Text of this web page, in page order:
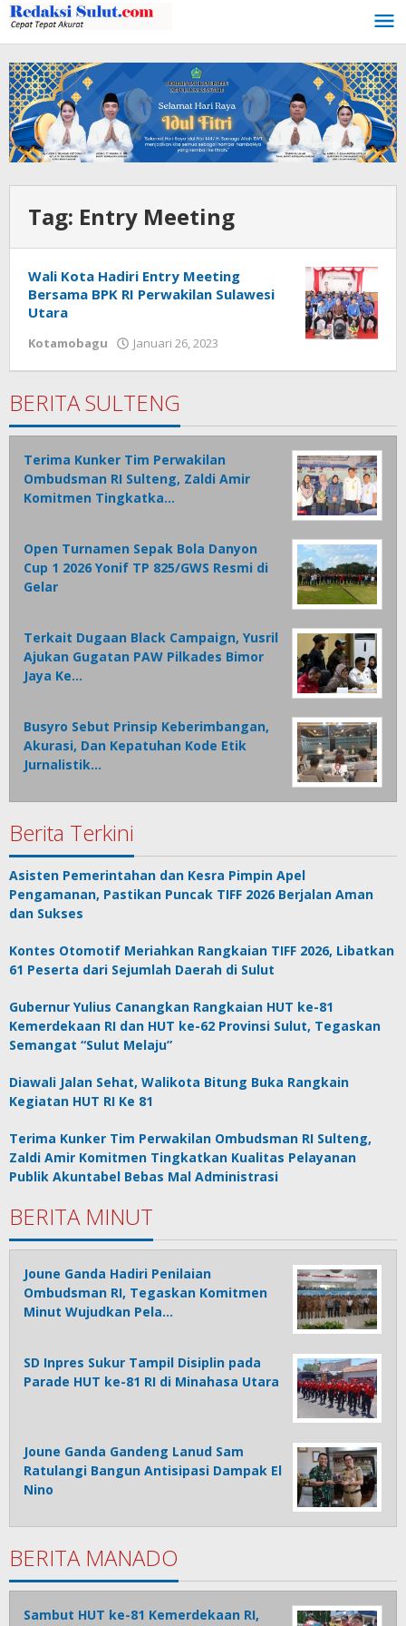
Lewati
ke
konten
Tag: Entry Meeting
Wali Kota Hadiri Entry Meeting
Bersama BPK RI Perwakilan Sulawesi
Utara
Kotamobagu Januari 26, 2023
BERITA SULTENG
Terima Kunker Tim Perwakilan
Ombudsman RI Sulteng, Zaldi Amir
Komitmen Tingkatka…
Open Turnamen Sepak Bola Danyon
Cup 1 2026 Yonif TP 825/GWS Resmi di
Gelar
Terkait Dugaan Black Campaign, Yusril
Ajukan Gugatan PAW Pilkades Bimor
Jaya Ke…
Busyro Sebut Prinsip Keberimbangan,
Akurasi, Dan Kepatuhan Kode Etik
Jurnalistik…
Berita Terkini
Asisten Pemerintahan dan Kesra Pimpin Apel
Pengamanan, Pastikan Puncak TIFF 2026 Berjalan Aman
dan Sukses
Kontes Otomotif Meriahkan Rangkaian TIFF 2026, Libatkan
61 Peserta dari Sejumlah Daerah di Sulut
Gubernur Yulius Canangkan Rangkaian HUT ke-81
Kemerdekaan RI dan HUT ke-62 Provinsi Sulut, Tegaskan
Semangat “Sulut Melaju”
Diawali Jalan Sehat, Walikota Bitung Buka Rangkain
Kegiatan HUT RI Ke 81
Terima Kunker Tim Perwakilan Ombudsman RI Sulteng,
Zaldi Amir Komitmen Tingkatkan Kualitas Pelayanan
Publik Akuntabel Bebas Mal Administrasi
BERITA MINUT
Joune Ganda Hadiri Penilaian
Ombudsman RI, Tegaskan Komitmen
Minut Wujudkan Pela…
SD Inpres Sukur Tampil Disiplin pada
Parade HUT ke-81 RI di Minahasa Utara
Joune Ganda Gandeng Lanud Sam
Ratulangi Bangun Antisipasi Dampak El
Nino
BERITA MANADO
Sambut HUT ke-81 Kemerdekaan RI,